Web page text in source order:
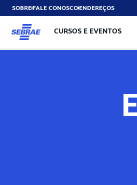
SOBREFALE CONOSCOENDEREÇOS
CURSOS E EVENTOS